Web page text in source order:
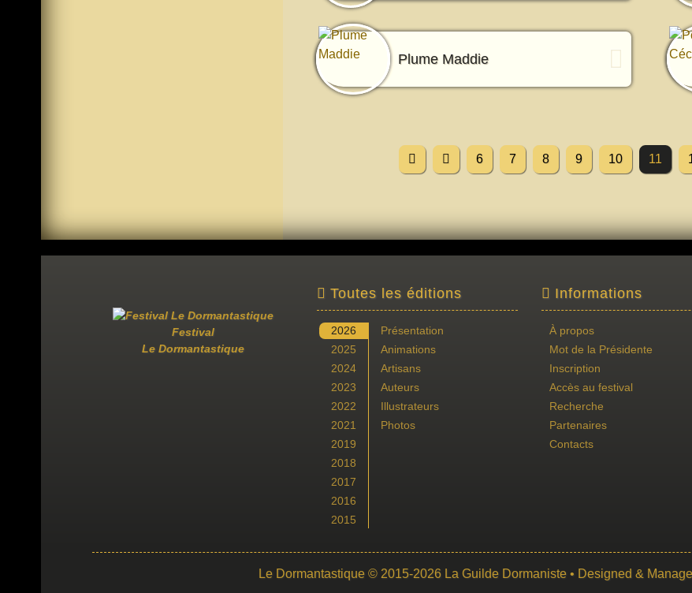
Plume Maddie
6 7 8 9 10 11
Festival
Le Dormantastique
Toutes les éditions
2026
2025
2024
2023
2022
2021
2019
2018
2017
2016
2015
Présentation
Animations
Artisans
Auteurs
Illustrateurs
Photos
Informations
À propos
Mot de la Présidente
Inscription
Accès au festival
Recherche
Partenaires
Contacts
Le Dormantastique © 2015-2026 La Guilde Dormaniste • Designed &